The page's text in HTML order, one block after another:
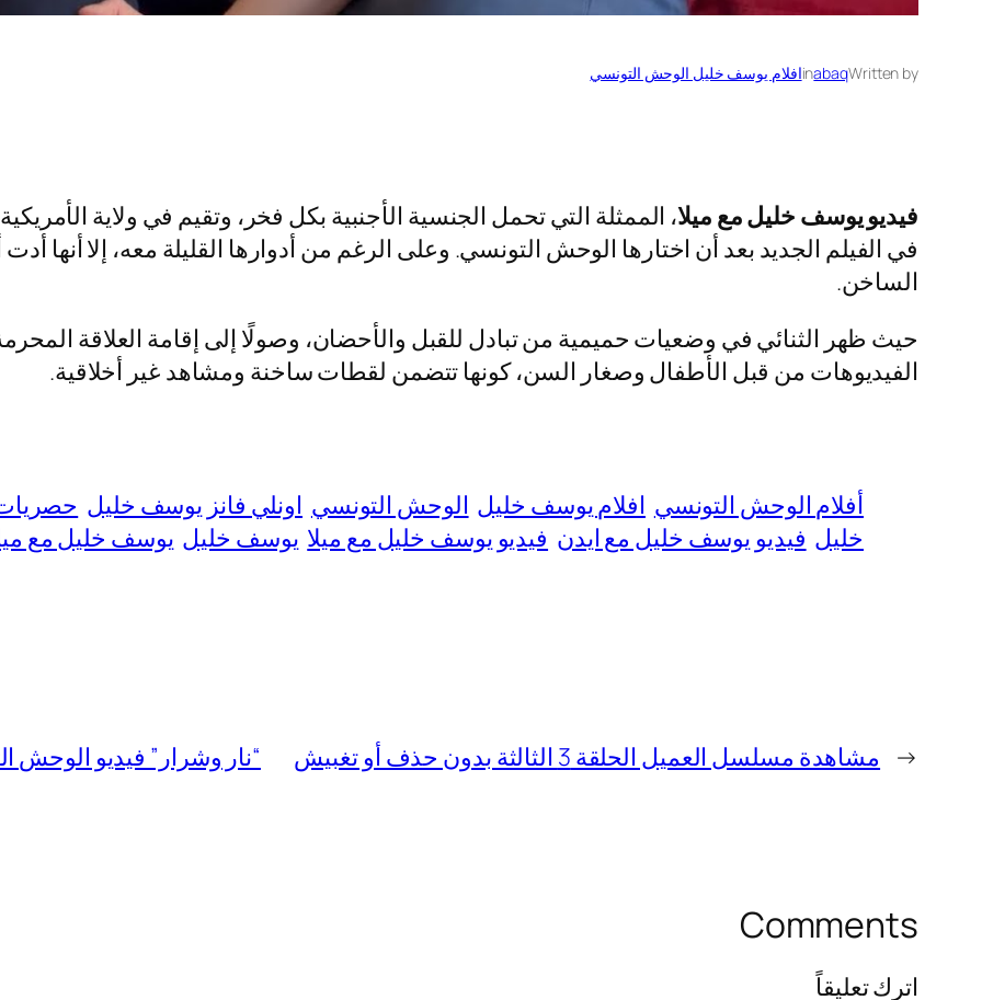
Written by
abaq
inافلام يوسف خليل الوحش التونسي
فيديو يوسف خليل مع ميلا، الممثلة التي تحمل الجنسية الأجنبية بكل فخر، وتقيم في ولاية
في الفيلم الجديد بعد أن اختارها الوحش التونسي. وعلى الرغم من أدوارها القليلة معه، إلا أنها
الساخن.
حيث ظهر الثنائي في وضعيات حميمية من تبادل للقبل والأحضان، وصولًا إلى إقامة العلاقة
الفيديوهات من قبل الأطفال وصغار السن، كونها تتضمن لقطات ساخنة ومشاهد غير أخلاقية.
أفلام الوحش التونسي افلام يوسف خليل الوحش التونسي اونلي فانز يوسف خليل
خليل فيديو يوسف خليل مع ايدن فيديو يوسف خليل مع ميلا يوسف خليل يوسف خليل مع
← مشاهدة مسلسل العميل الحلقة 3 الثالثة بدون حذف أو تغبيش “نار وشرار” فيديو الوحش التونسي
Comments
اترك تعليقاً